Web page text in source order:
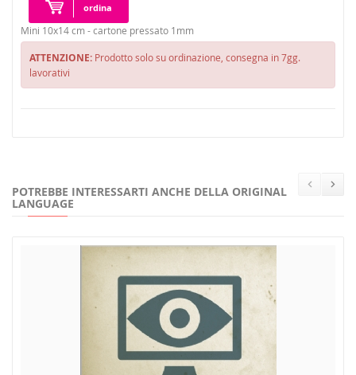
ordina
Mini 10x14 cm - cartone pressato 1mm
ATTENZIONE: Prodotto solo su ordinazione, consegna in 7gg.
lavorativi
POTREBBE INTERESSARTI ANCHE DELLA ORIGINAL
LANGUAGE